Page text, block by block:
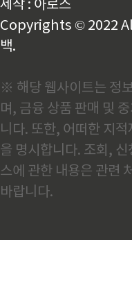
집계되었을 가능성은 이미 여
어 온 문제입니다. 여기..
제작 : 아로스
Copyrights © 2022
백.
※ 해당 웹사이트는 정
며, 금융 상품 판매 및
니다. 또한, 어떠한 지
을 명시합니다. 조회, 신
스에 관한 내용은 관련
바랍니다.